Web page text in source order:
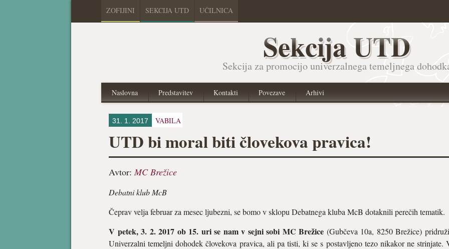
ZOFIJINI SEKCIJA UTD UČILNICA
Sekcija UTD
Sekcija za promocijo univerzalnega temeljnega
Naslovna Predstavitev Kontakti Povezave Arhivi
31. 1. 2017 VABILA
UTD bi moral biti človekova pravica!
Avtor:MC Brežice
Debatni klub McB
Čeprav velja februar za mesec ljubezni, se bomo v sklopu Debatnega kluba McB dotaknili perečih tematik.
V petek, 3. 2. 2017 ob 15. uri se nam v sejni sobi MC Brežice (Gubčeva 10a, 8250 Brežice)
Univerzalni temeljni dohodek človekova pravica, ali pa tisti, ki se s postavljeno tezo nikakor ne